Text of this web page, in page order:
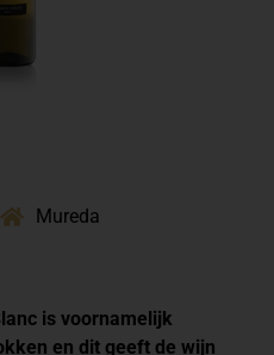
Mureda
is voornamelijk
en dit geeft de wijn